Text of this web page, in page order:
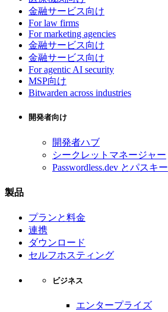
金融サービス向け
For law firms
For marketing agencies
金融サービス向け
金融サービス向け
For agentic AI security
MSP向け
Bitwarden across industries
開発者向け
開発者ハブ
シークレットマネージャー
Passwordless.dev とパスキー
製品
プランと料金
連携
ダウンロード
セルフホスティング
ビジネス
エンタープライズ